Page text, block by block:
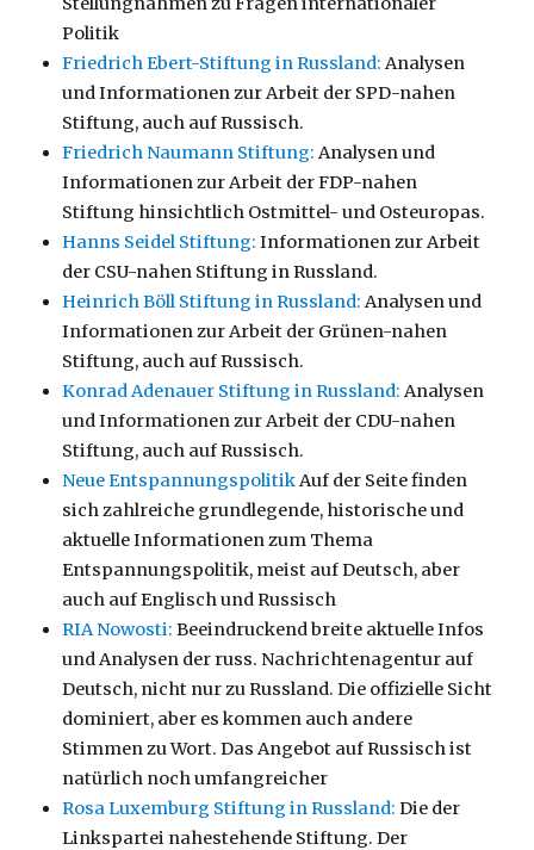
Politik
Friedrich Ebert-Stiftung in Russland: Analysen
und Informationen zur Arbeit der SPD-nahen
Stiftung, auch auf Russisch.
Friedrich Naumann Stiftung: Analysen und
Informationen zur Arbeit der FDP-nahen
Stiftung hinsichtlich Ostmittel- und Osteuropas.
Hanns Seidel Stiftung: Informationen zur Arbeit
der CSU-nahen Stiftung in Russland.
Heinrich Böll Stiftung in Russland: Analysen und
Informationen zur Arbeit der Grünen-nahen
Stiftung, auch auf Russisch.
Konrad Adenauer Stiftung in Russland: Analysen
und Informationen zur Arbeit der CDU-nahen
Stiftung, auch auf Russisch.
Neue EntspannungspolitikAuf der Seite finden
sich zahlreiche grundlegende, historische und
aktuelle Informationen zum Thema
Entspannungspolitik, meist auf Deutsch, aber
auch auf Englisch und Russisch
RIA Nowosti: Beeindruckend breite aktuelle Infos
und Analysen der russ. Nachrichtenagentur auf
Deutsch, nicht nur zu Russland. Die offizielle Sicht
dominiert, aber es kommen auch andere
Stimmen zu Wort. Das Angebot auf Russisch ist
natürlich noch umfangreicher
Rosa Luxemburg Stiftung in Russland: Die der
Linkspartei nahestehende Stiftung. Der